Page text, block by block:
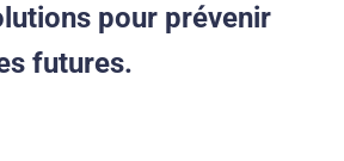
pour prévenir
futures.